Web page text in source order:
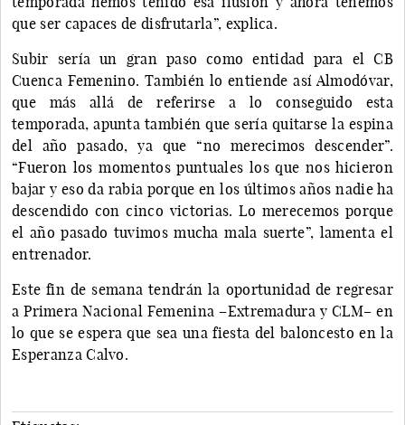
que ser capaces de disfrutarla”, explica.
Subir sería un gran paso como entidad para el CB
Cuenca Femenino. También lo entiende así Almodóvar,
que más allá de referirse a lo conseguido esta
temporada, apunta también que sería quitarse la espina
del año pasado, ya que “no merecimos descender”.
“Fueron los momentos puntuales los que nos hicieron
bajar y eso da rabia porque en los últimos años nadie ha
descendido con cinco victorias. Lo merecemos porque
el año pasado tuvimos mucha mala suerte”, lamenta el
entrenador.
Este fin de semana tendrán la oportunidad de regresar
a Primera Nacional Femenina –Extremadura y CLM– en
lo que se espera que sea una fiesta del baloncesto en la
Esperanza Calvo.